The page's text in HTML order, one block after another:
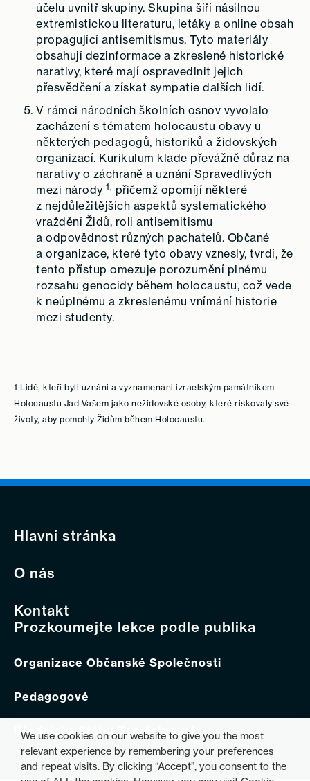
účelu uvnitř skupiny. Skupina šíří násilnou
extremistickou literaturu, letáky a online obsah
propagující antisemitismus. Tyto materiály
obsahují dezinformace a zkreslené historické
narativy, které mají ospravedlnit jejich
přesvědčení a získat sympatie dalších lidí.
V rámci národních školních osnov vyvolalo
zacházení s tématem holocaustu obavy u
některých pedagogů, historiků a židovských
organizací. Kurikulum klade převážně důraz na
narativy o záchraně a uznání Spravedlivých
mezi národy 1, přičemž opomíjí některé
z nejdůležitějších aspektů systematického
vraždění Židů, roli antisemitismu
a odpovědnost různých pachatelů. Občané
a organizace, které tyto obavy vznesly, tvrdí, že
tento přístup omezuje porozumění plnému
rozsahu genocidy během holocaustu, což vede
k neúplnému a zkreslenému vnímání historie
mezi studenty.
1 Lidé, kteří byli uznáni a vyznamenáni izraelským památníkem
Holocaustu Jad Vašem jako nežidovské osoby, které riskovaly své
životy, aby pomohly Židům během Holocaustu.
Hlavní stránka
O nás
Kontakt
Prozkoumejte lekce podle publika
Organizace Občanské Společnosti
Pedagogové
Úředníci a Státní Zaměstnanci
We use cookies on our website to give you the most
relevant experience by remembering your preferences
and repeat visits. By clicking “Accept”, you consent to the